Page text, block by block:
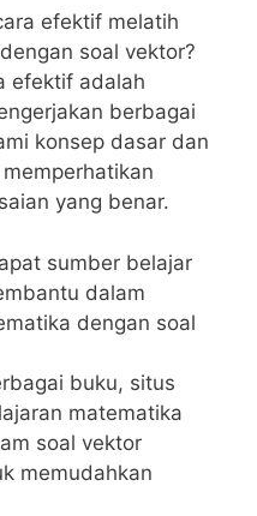
efektif ⁣melatih
soal vektor?
efektif adalah
berbagai⁢
konsep⁣ dasar dan‍
yang benar.
sumber belajar
​dalam
dengan soal
⁢buku, situs
matematika
soal vektor⁣
memudahkan